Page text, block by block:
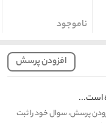
ناموجود
افزودن پرسش
است...
پرسش، سوال خود را ثبت